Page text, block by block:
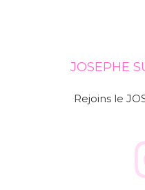
JOSEPHE
Rejoins le